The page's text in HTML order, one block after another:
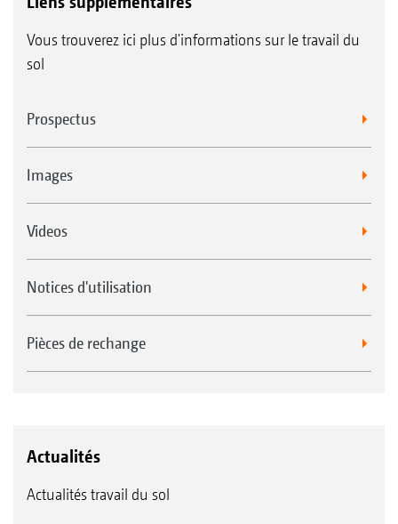
Vous trouverez ici plus d'informations sur le travail du
sol
Prospectus
Images
Videos
Notices d'utilisation
Pièces de rechange
Actualités
Actualités travail du sol